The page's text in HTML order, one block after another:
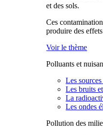
et des sols.
Ces
produire des
Voir le thème
Polluants et
Les
Les bruits
La
Les ondes
Pollution des